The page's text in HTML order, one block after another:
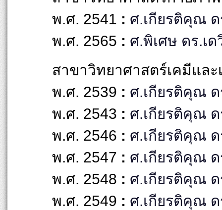
พ.ศ. 2541 : ศ.เกียรติคุณ
พ.ศ. 2565 : ศ.พิเศษ ดร.เ
สาขาวิทยาศาสตร์เคมีและ
พ.ศ. 2539 : ศ.เกียรติคุณ
พ.ศ. 2543 : ศ.เกียรติคุณ
พ.ศ. 2546 : ศ.เกียรติคุณ
พ.ศ. 2547 : ศ.เกียรติคุณ
พ.ศ. 2548 : ศ.เกียรติคุณ
พ.ศ. 2549 : ศ.เกียรติคุณ